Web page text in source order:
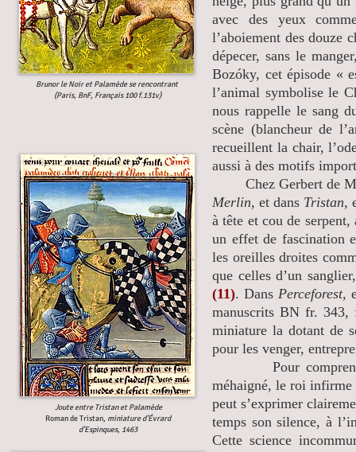
avec des yeux
l’aboiement des douze
dépecer, sans le
Bozóky, cet épisode «
l’animal symbolise le
nous rappelle le sang
scène (blancheur de
recueillent la chair,
aussi à des motifs
Chez Gerbert de
Merlin, et dans Tristan,
à tête et cou de
un effet de fascination
les oreilles droites
que celles d’un
(11). Dans Perceforest,
manuscrits BN fr.
miniature la dotant de
pour les venger,
Pour comprendre
méhaigné, le roi
peut s’exprimer
temps son silence, à
Cette science
Brunor le Noir et Palamède se rencontrant
(Paris, BnF, Français 100 f.131v)
Joute entre Tristan et Palamède
Roman de Tristan, miniature d’Évrard
d’Espinques, 1463